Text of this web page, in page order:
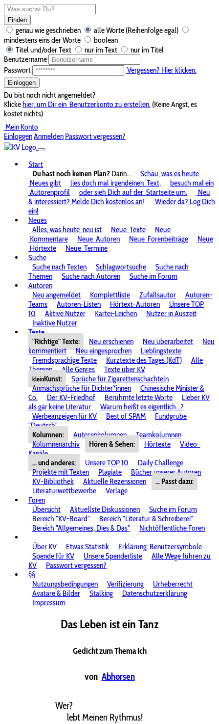
Finden
genau wie geschrieben
alle Worte (Reihenfolge egal)
mindestens eins der Worte
boolean
Titel und/oder Text
nur im Text
nur im Titel
Benutzername
Passwort
Vergessen? Hier klicken.
Einloggen
Du bist noch nicht angemeldet?
Klickehier, um Dir ein Benutzerkonto zu erstellen. (Keine Angst, es
kostet nichts)
Mein Konto
EinloggenAnmelden Passwort vergessen?
Start
Du hast noch keinen Plan? Dann...
Schau, was es heute
Neues gibt
lies doch mal irgendeinen Text,
besuch mal ein
Autorenprofil
oder sieh Dich auf der Startseite um.
Neu
& interessiert? Melde Dich kostenlos an!
Wieder da? Log Dich
ein!
Neues
Alles, was heute neu ist Neue Texte
Neue
Kommentare
Neue Autoren Neue Forenbeiträge
Neue
Hörtexte
Neue Termine
Suche
Suche nach Texten
Schlagwortsuche
Suche nach
Themen
Suche nach Autoren
Suche im Forum
Autoren
Neu angemeldet
Komplettliste Zufallsautor
Autoren-
Teams
Autoren-Listen Hörtext-Autoren
Unsere TOP
10
Aktive Nutzer Kartei-Leichen
Nutzer in Auszeit
Inaktive Nutzer
Texte
"Richtige" Texte:
Neu erschienen Neu überarbeitet
Neu
kommentiert
Neu eingesprochen
Lieblingstexte
Fremdsprachige Texte
Kurztexte des Tages (KdT)
Alle
Themen
Alle Genres Texte über KV
kleinKunst:
Sprüche für Zigarettenschachteln
Anmachsprüche für Dichter*innen
Chinesische Minister &
Co.
Der KV-Friedhof Berühmte letzte Worte
Lieber KV
als gar keine Literatur
Warum heißt es eigentlich...?
Werbeanzeigen für KV
Best of SPAM
Fundgrube
"Deutsch"
Kolumnen:
Autorenkolumnen
Teamkolumnen
Kolumnenarchiv
Hören & Sehen: Hörtexte
Video-
Kanäle
... und anderes:
Unsere TOP 10
Daily Challenge
Projekte mit Texten
Plagiate
Bücher unserer Autoren
KV-Bibliothek
Aktuelle Rezensionen
... Passt dazu:
Literaturwettbewerbe
Verlage
Foren
Übersicht
Aktuellste Diskussionen
Suche im Forum
Bereich "KV-Board"
Bereich "Literatur & Schreiberei"
Bereich "Allgemeines, Dies & Das"
Nichtöffentliche Foren
Über KV
Etwas Statistik
Erklärung: Benutzersymbole
Spende für KV
Unsere Spenderliste
Alle Wege führen zu
KV
Passwort vergessen?
§§
Nutzungsbedingungen
Verifizierung
Urheberrecht
Avatare & Bilder
Stalking
Datenschutzerklärung
Impressum
Das Leben ist ein Tanz
Gedicht zum Thema Ich
von Abhorsen
Wer?
lebt Meinen Rythmus!